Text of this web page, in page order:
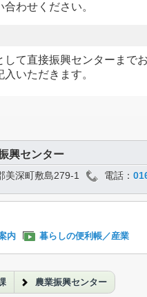
わせください。
て直接振興センターまで
いただきます。
興センター
美深町敷島279-1 電話：
内 暮らしの便利帳／産業
農業振興センター